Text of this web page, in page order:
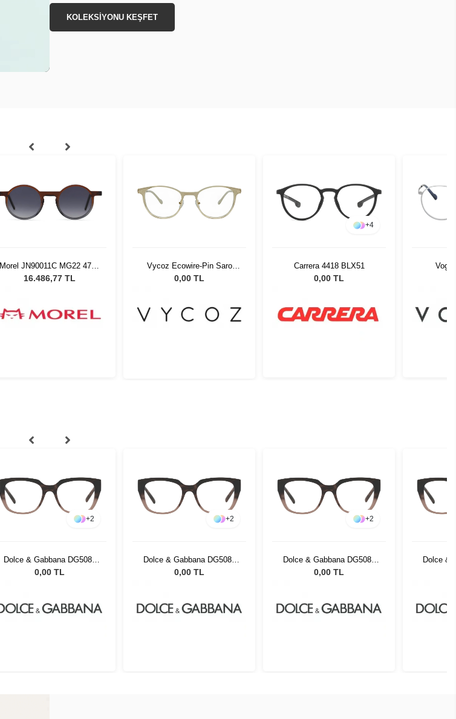
KOLEKSİYONU KEŞFET
Morel JN90011C MG22 4723
Unisex Güneş Gözlüğü
16.486,77 TL
Vycoz Ecowire-Pin Saro
TOP 50-19
0,00 TL
+4
Carrera 4418 BLX51
0,00 TL
+2
Dolce & Gabbana DG5087
3386 53
0,00 TL
+2
Dolce & Gabbana DG5087
3386 53
0,00 TL
+2
Dolce & Gabbana DG5087
3386 53
0,00 TL
Dolce &